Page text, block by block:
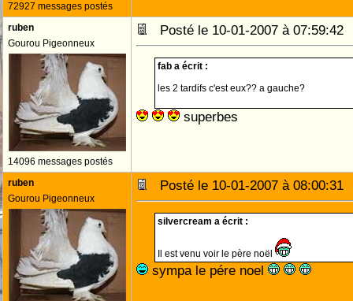
72927 messages postés
ruben
Gourou Pigeonneux
14096 messages postés
Posté le 10-01-2007 à
fab a écrit :
les 2 tardifs c'est eux?? a gauche?
superbes
ruben
Gourou Pigeonneux
Posté le 10-01-2007 à
silvercream a écrit :
Il est venu voir le père noël
sympa le pére noel